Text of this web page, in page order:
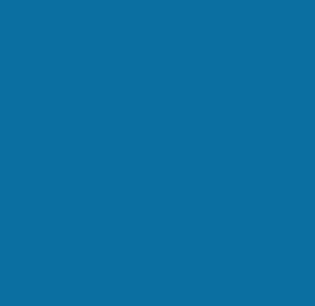
Биофильный дизайн — это
использованием
и организацией среды,
природные процессы. Термин
Эрихом Фроммом и означает
Экологичный дизайн
Прямой контакт с
Непрямой контакт
Пространственные
укрытия, пространства для